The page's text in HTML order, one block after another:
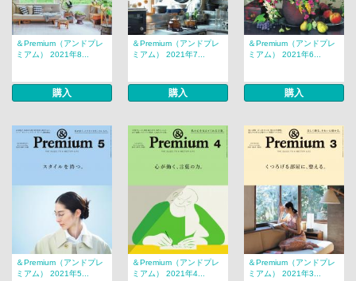
＆Premium（アンドプレ
ミアム） 2021年8...
購入
＆Premium（アンドプレ
ミアム） 2021年7...
購入
＆Premium（アンドプレ
ミアム） 2021年6...
購入
＆Premium（アンドプレ
ミアム） 2021年5...
＆Premium（アンドプレ
ミアム） 2021年4...
＆Premium（アンドプレ
ミアム） 2021年3...